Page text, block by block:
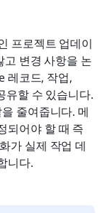
프로젝트 업데이
고 변경 사항을 논
레코드, 작업,
유할 수 있습니다.
줄여줍니다. 메
되어야 할 때 즉
가 실제 작업 데
니다.